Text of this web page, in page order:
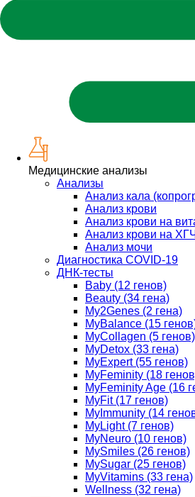
Медицинские анализы
Анализы
Анализ кала
Анализ крови
Анализ крови на
Анализ крови на ХГЧ
Анализ мочи
Диагностика COVID-19
ДНК-тесты
Baby (12 генов)
Beauty (34 гена)
My2Genes (2 гена)
MyBalance (15
MyCollagen (5 генов)
MyDetox (33 гена)
MyExpert (55 генов)
MyFeminity (18
MyFeminity Age (16
MyFit (17 генов)
MyImmunity (14
MyLight (7 генов)
MyNeuro (10 генов)
MySmiles (26 генов)
MySugar (25 генов)
MyVitamins (33 гена)
Wellness (32 гена)